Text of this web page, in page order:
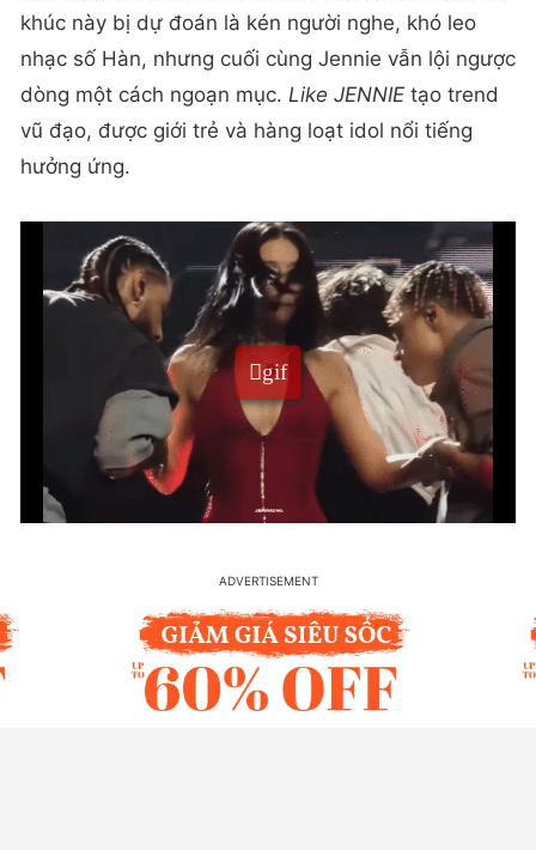
khúc này bị dự đoán là kén người nghe, khó leo
nhạc số Hàn, nhưng cuối cùng Jennie vẫn lội ngược
dòng một cách ngoạn mục. Like JENNIE tạo trend
vũ đạo, được giới trẻ và hàng loạt idol nổi tiếng
hưởng ứng.